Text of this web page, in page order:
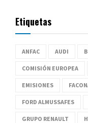
Etiquetas
ANFAC AUDI
COMISIÓN EUROPEA
EMISIONES
FORD ALMUSSAFES
GRUPO RENAULT